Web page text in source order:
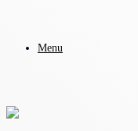
Menu